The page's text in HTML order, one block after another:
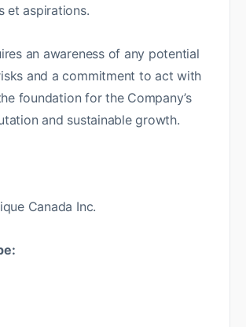
et aspirations.
an awareness of any potential
and a commitment to act with
foundation for the Company’s
and sustainable growth.
Canada Inc.